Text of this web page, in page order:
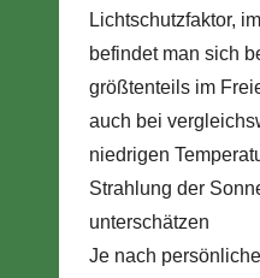
Lichtschutzfaktor,
befindet man sich
größtenteils im
auch bei
niedrigen
Strahlung der
unterschätzen
Je nach